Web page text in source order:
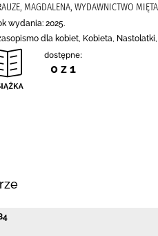
MAGDALENA, WYDAWNICTWO MIĘTA
wydania: 2025.
dla kobiet, Kobieta,
dostępne:
0 z 1